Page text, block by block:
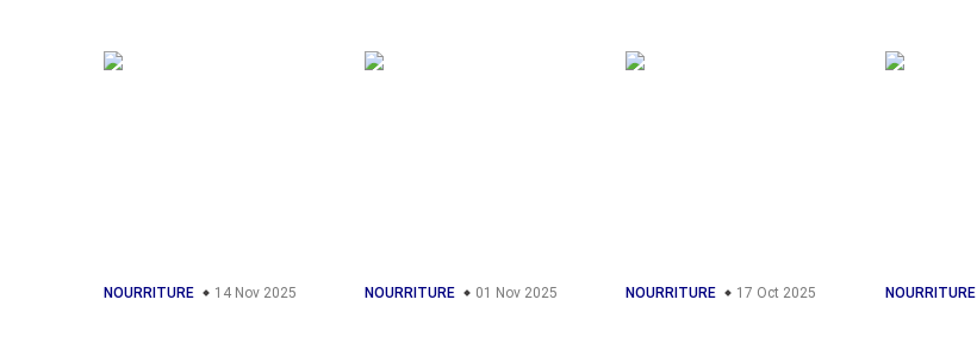
NOURRITURE 14 Nov 2025 NOURRITURE 01 Nov 2025 NOURRITURE 17 Oct 2025 NOURRITURE